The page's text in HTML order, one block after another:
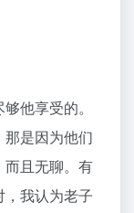
他享受的。
是因为他们
而且无聊。有
我认为老子